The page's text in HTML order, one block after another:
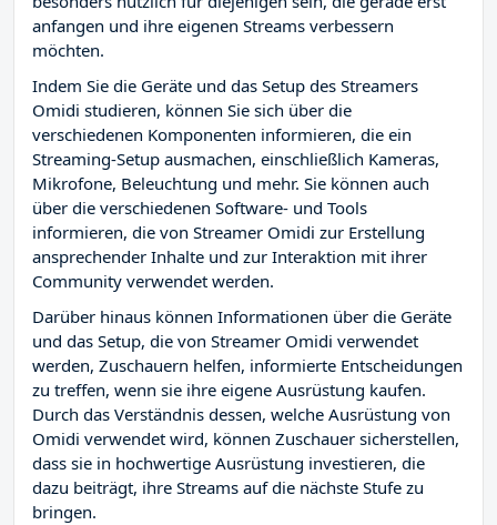
anfangen und ihre eigenen Streams verbessern
möchten.
Indem Sie die Geräte und das Setup des Streamers
Omidi studieren, können Sie sich über die
verschiedenen Komponenten informieren, die ein
Streaming-Setup ausmachen, einschließlich Kameras,
Mikrofone, Beleuchtung und mehr. Sie können auch
über die verschiedenen Software- und Tools
informieren, die von Streamer Omidi zur Erstellung
ansprechender Inhalte und zur Interaktion mit ihrer
Community verwendet werden.
Darüber hinaus können Informationen über die Geräte
und das Setup, die von Streamer Omidi verwendet
werden, Zuschauern helfen, informierte Entscheidungen
zu treffen, wenn sie ihre eigene Ausrüstung kaufen.
Durch das Verständnis dessen, welche Ausrüstung von
Omidi verwendet wird, können Zuschauer sicherstellen,
dass sie in hochwertige Ausrüstung investieren, die
dazu beiträgt, ihre Streams auf die nächste Stufe zu
bringen.